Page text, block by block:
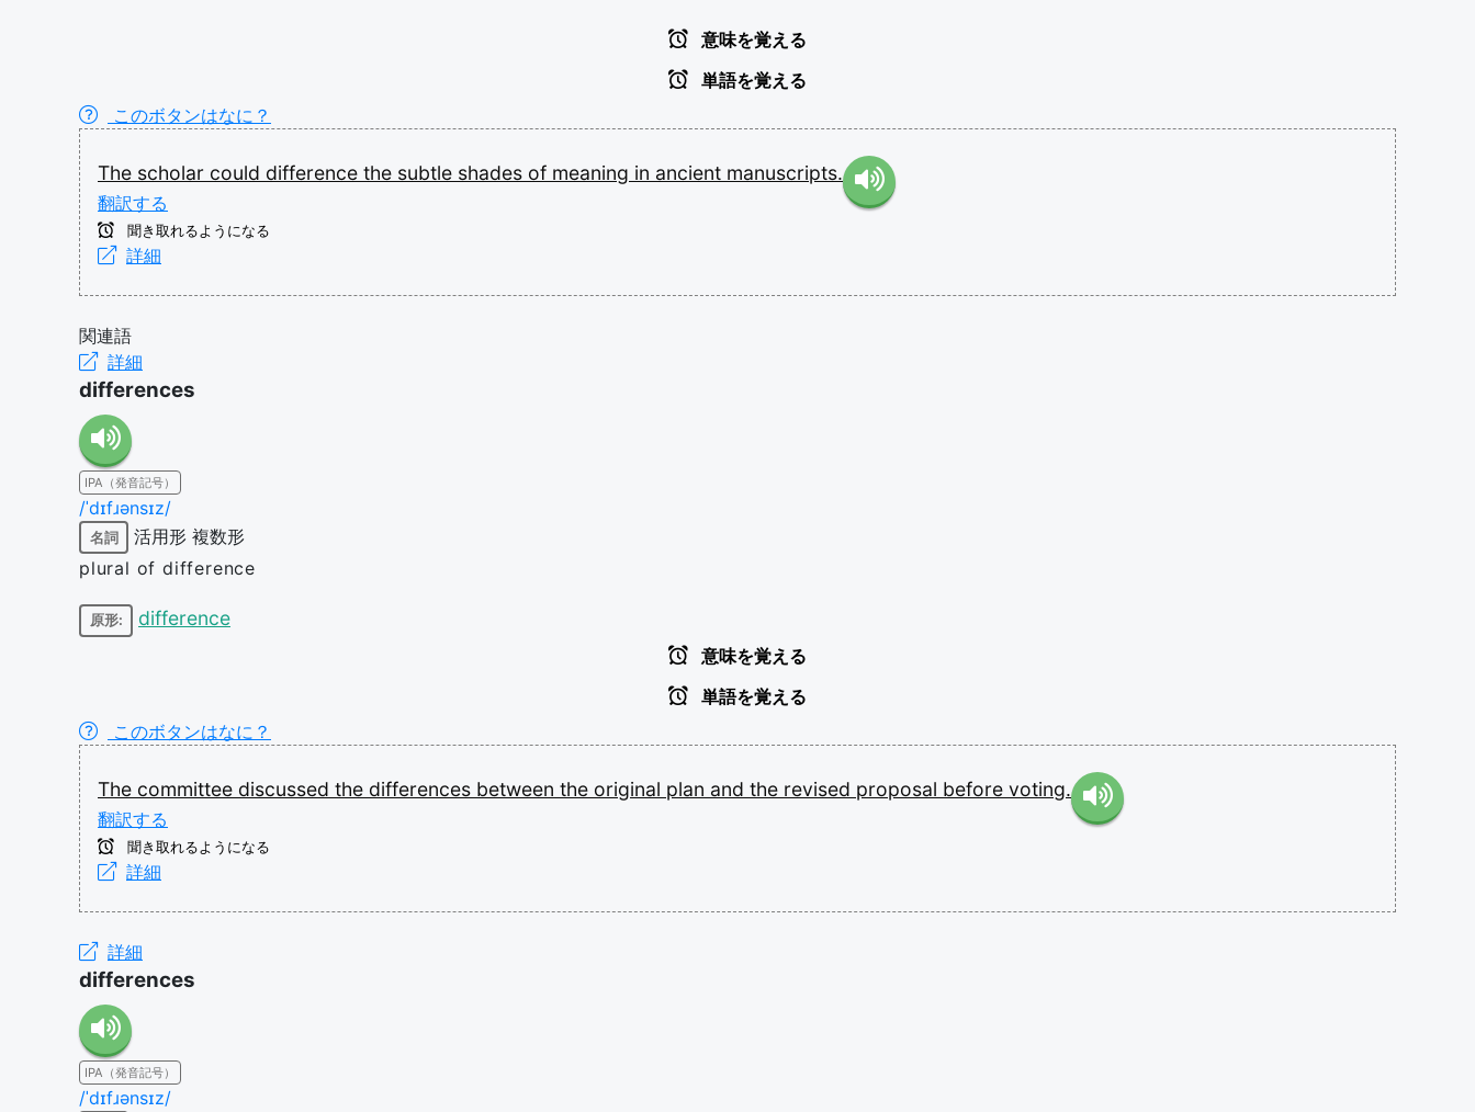
意味を覚える
単語を覚える
このボタンはなに？
The scholar could difference the subtle shades of meaning in ancient manuscripts.
翻訳する
聞き取れるようになる
詳細
関連語
詳細
differences
IPA（発音記号）
/ˈdɪfɹənsɪz/
名詞 活用形 複数形
plural of difference
原形: difference
意味を覚える
単語を覚える
このボタンはなに？
The committee discussed the differences between the original plan and the revised proposal before voting.
翻訳する
聞き取れるようになる
詳細
詳細
differences
IPA（発音記号）
/ˈdɪfɹənsɪz/